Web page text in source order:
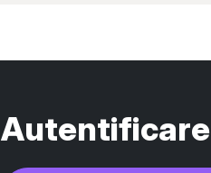
Autentificare